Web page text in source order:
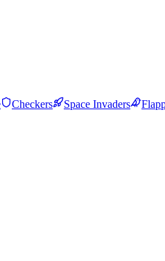
Checkers Space Invaders